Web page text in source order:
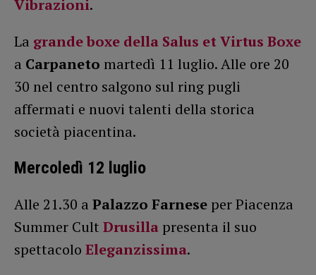
Vibrazioni.
La grande boxe della Salus et Virtus Boxe
a Carpaneto martedì 11 luglio. Alle ore 20
30 nel centro salgono sul ring pugli
affermati e nuovi talenti della storica
società piacentina.
Mercoledì 12 luglio
Alle 21.30 a Palazzo Farnese per Piacenza
Summer Cult Drusilla presenta il suo
spettacolo Eleganzissima.